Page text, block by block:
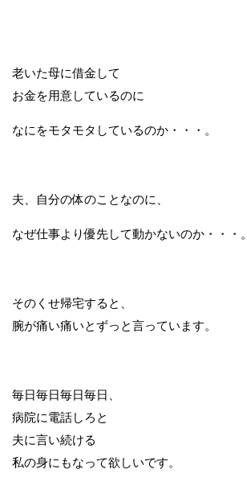
老いた母に借金して
お金を用意しているのに
なにをモタモタしているのか・・・。
夫、自分の体のことなのに、
なぜ仕事より優先して動かないのか・・・。
そのくせ帰宅すると、
腕が痛い痛いとずっと言っています。
毎日毎日毎日毎日、
病院に電話しろと
夫に言い続ける
私の身にもなって欲しいです。